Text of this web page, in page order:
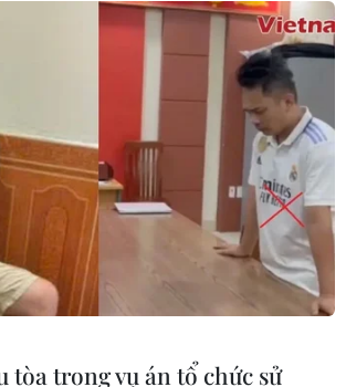
tòa trong vụ án tổ chức sử